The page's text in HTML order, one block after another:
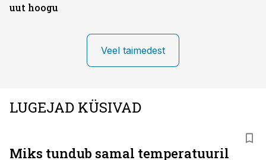
uut hoogu
Veel taimedest
LUGEJAD KÜSIVAD
Miks tundub samal temperatuuril